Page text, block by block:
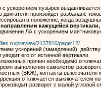
с ускорением пузырек
двигателя произойдет разбаланс
в положение, когда
кажущейся
ЛА с ускорением
preview/2137816/page:12/
ускорений (замедлений),
его от истинной вер­тикали.
причин необходимо
выполнения самолетом
(ВКЖ), контакты выключателя
отключается выключателем
разворот с малой